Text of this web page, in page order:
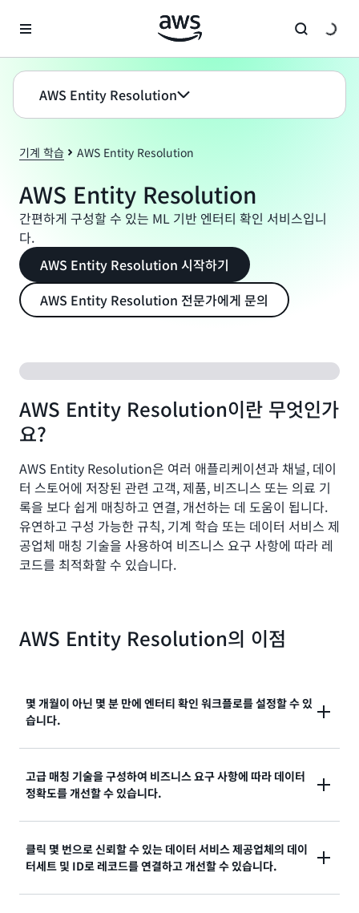
AWS Entity Resolution
기계 학습 AWS Entity Resolution
AWS Entity Resolution
간편하게 구성할 수 있는 ML 기반 엔터티 확인 서비스입니
다.
AWS Entity Resolution 시작하기
AWS Entity Resolution 전문가에게 문의
AWS Entity Resolution이란 무엇인가
요?
AWS Entity Resolution은 여러 애플리케이션과 채널, 데이
터 스토어에 저장된 관련 고객, 제품, 비즈니스 또는 의료 기
록을 보다 쉽게 매칭하고 연결, 개선하는 데 도움이 됩니다.
유연하고 구성 가능한 규칙, 기계 학습 또는 데이터 서비스 제
공업체 매칭 기술을 사용하여 비즈니스 요구 사항에 따라 레
코드를 최적화할 수 있습니다.
AWS Entity Resolution의 이점
몇 개월이 아닌 몇 분 만에 엔터티 확인 워크플로를 설정할 수 있
습니다.
이 관련된 레코드를 더 빠르게 매칭, 연결 및 분석할 수
있습니다.
고급 매칭 기술을 구성하여 비즈니스 요구 사항에 따라 데이터
정확도를 개선할 수 있습니다.
유연하고 쉽게 구성할 수 있는 기계 학습 기반 및 규칙 기
반 기법을 사용하여 비즈니스 요구 사항에 따라 레코드
클릭 몇 번으로 신뢰할 수 있는 데이터 서비스 제공업체의 데이
터세트 및 ID로 레코드를 연결하고 개선할 수 있습니다.